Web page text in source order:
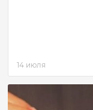
14 июля